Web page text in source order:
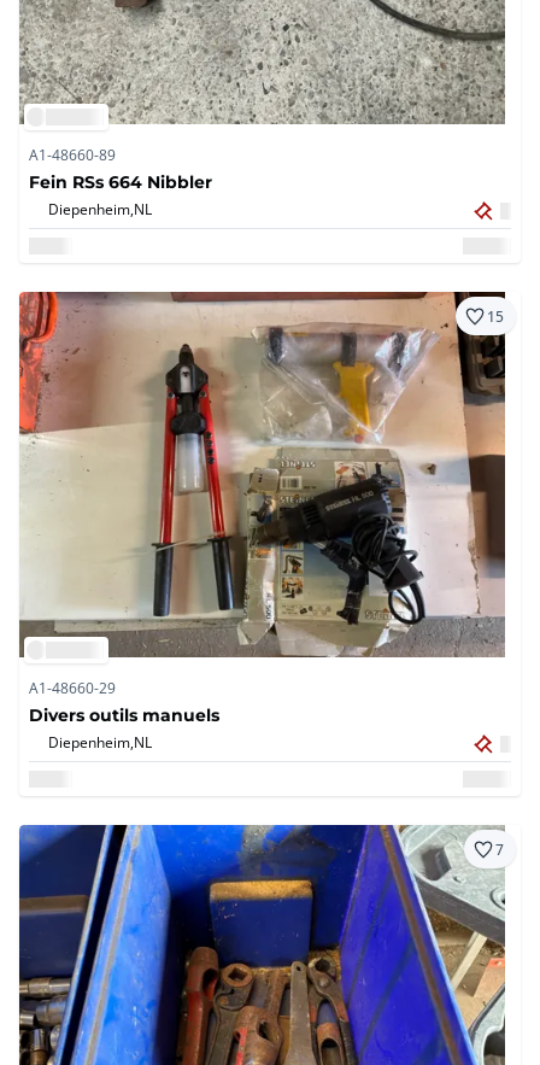
A1-48660-89
Fein RSs 664 Nibbler
Diepenheim,NL
15
A1-48660-29
Divers outils manuels
Diepenheim,NL
7